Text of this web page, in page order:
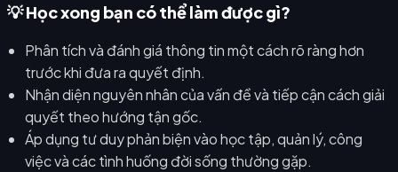
💡 Học xong bạn có thể làm được gì?
Phân tích và đánh giá thông tin một cách rõ ràng hơn
trước khi đưa ra quyết định.
Nhận diện nguyên nhân của vấn đề và tiếp cận cách giải
quyết theo hướng tận gốc.
Áp dụng tư duy phản biện vào học tập, quản lý, công
việc và các tình huống đời sống thường gặp.